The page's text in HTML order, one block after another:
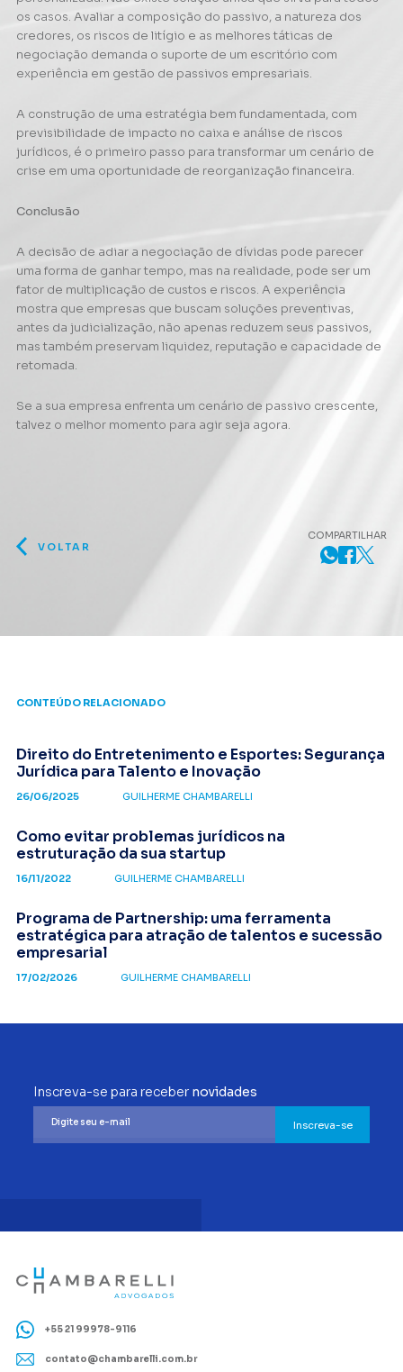
os casos. Avaliar a composição do passivo, a natureza dos
credores, os riscos de litígio e as melhores táticas de
negociação demanda o suporte de um escritório com
experiência em gestão de passivos empresariais.
A construção de uma estratégia bem fundamentada, com
previsibilidade de impacto no caixa e análise de riscos
jurídicos, é o primeiro passo para transformar um cenário de
crise em uma oportunidade de reorganização financeira.
Conclusão
A decisão de adiar a negociação de dívidas pode parecer
uma forma de ganhar tempo, mas na realidade, pode ser um
fator de multiplicação de custos e riscos. A experiência
mostra que empresas que buscam soluções preventivas,
antes da judicialização, não apenas reduzem seus passivos,
mas também preservam liquidez, reputação e capacidade de
retomada.
Se a sua empresa enfrenta um cenário de passivo crescente,
talvez o melhor momento para agir seja agora.
VOLTAR
COMPARTILHAR
CONTEÚDO RELACIONADO
Direito do Entretenimento e Esportes: Segurança
Jurídica para Talento e Inovação
26/06/2025 GUILHERME CHAMBARELLI
Como evitar problemas jurídicos na
estruturação da sua startup
16/11/2022 GUILHERME CHAMBARELLI
Programa de Partnership: uma ferramenta
estratégica para atração de talentos e sucessão
empresarial
17/02/2026 GUILHERME CHAMBARELLI
Inscreva-se para receber novidades
Inscreva-se
+55 21 99978-9116
contato@chambarelli.com.br